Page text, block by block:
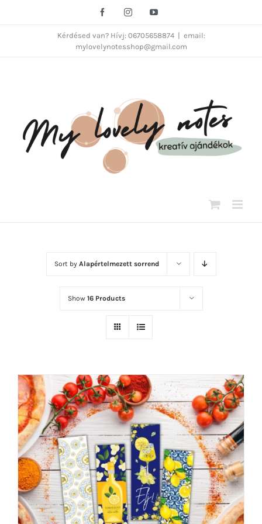
FacebookInstagramYouTube
Kérdésed van? Hívj: 06705658874
email:
mylovelynotesshop@gmail.com
Sort by Alapértelmezett sorrend
Show 16 Products